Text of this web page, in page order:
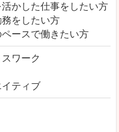
活かした仕事をしたい方
務をしたい方
ペースで働きたい方
スワーク
イティブ